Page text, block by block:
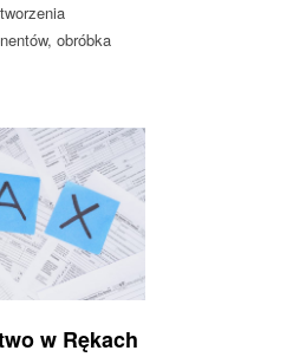
obróbka
w Rękach